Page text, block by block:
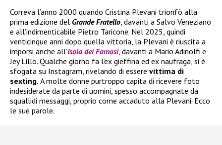
Correva l’anno 2000 quando Cristina Plevani trionfò alla
prima edizione del Grande Fratello, davanti a Salvo Veneziano
e all’indimenticabile Pietro Taricone. Nel 2025, quindi
venticinque anni dopo quella vittoria, la Plevani è riuscita a
imporsi anche all’Isola dei Famosi, davanti a Mario Adinolfi e
Jey Lillo. Qualche giorno fa l’ex gieffina ed ex naufraga, si è
sfogata su Instagram, rivelando di essere vittima di
sexting. A molte donne purtroppo capita di ricevere foto
indesiderate da parte di uomini, spesso accompagnate da
squallidi messaggi, proprio come accaduto alla Plevani. Ecco
le sue parole.